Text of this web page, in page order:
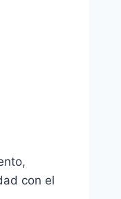
con el